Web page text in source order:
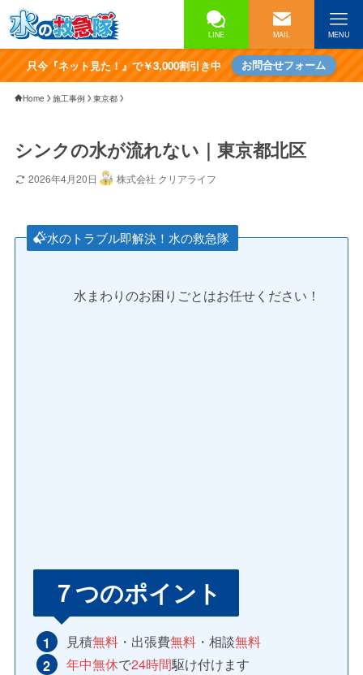
LINE MAIL MENU
只今『ネット見た！』で￥3,000割引き中 お問合せフォーム
Home 施工事例 東京都
シンクの水が流れない｜東京都北区
2026年4月20日 株式会社 クリアライフ
水のトラブル即解決！水の救急隊
水まわりのお困りごとはお任せください！
７つのポイント
見積無料・出張費無料・相談無料
年中無休で24時間駆け付けます